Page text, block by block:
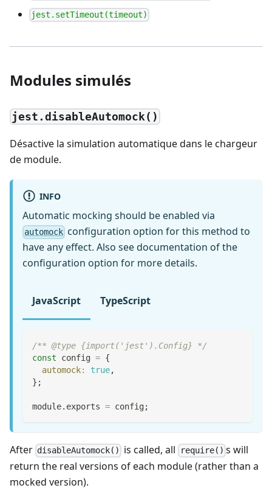
jest.setTimeout(timeout)
Modules simulés
jest.disableAutomock()
Désactive la simulation automatique dans le chargeur
de module.
INFO
Automatic mocking should be enabled via
automock configuration option for this method to
have any effect. Also see documentation of the
configuration option for more details.
JavaScript TypeScript
/** @type {import('jest').Config} */
const config = {
automock: true,
} ;
module. exports = config;
After disableAutomock() is called, all require() s will
return the real versions of each module (rather than a
mocked version).